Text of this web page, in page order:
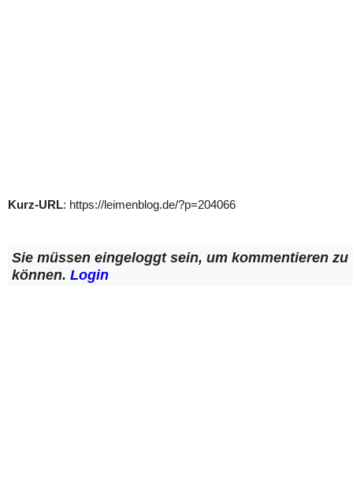
Kurz-URL: https://leimenblog.de/?p=204066
Sie müssen eingeloggt sein, um kommentieren zu
können. Login